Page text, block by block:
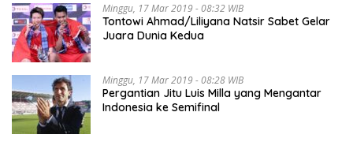
Minggu, 17 Mar 2019 - 08:32 WIB
Tontowi Ahmad/Liliyana Natsir Sabet Gelar
Juara Dunia Kedua
Minggu, 17 Mar 2019 - 08:28 WIB
Pergantian Jitu Luis Milla yang Mengantar
Indonesia ke Semifinal